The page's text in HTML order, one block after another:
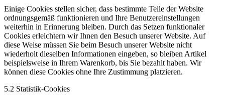
Einige Cookies stellen sicher, dass bestimmte Teile der Website
ordnungsgemäß funktionieren und Ihre Benutzereinstellungen
weiterhin in Erinnerung bleiben. Durch das Setzen funktionaler
Cookies erleichtern wir Ihnen den Besuch unserer Website. Auf
diese Weise müssen Sie beim Besuch unserer Website nicht
wiederholt dieselben Informationen eingeben, so bleiben Artikel
beispielsweise in Ihrem Warenkorb, bis Sie bezahlt haben. Wir
können diese Cookies ohne Ihre Zustimmung platzieren.
5.2 Statistik-Cookies